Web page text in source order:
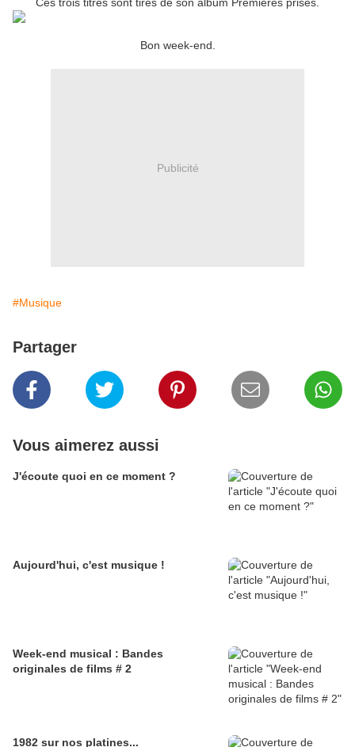
Bon week-end.
Publicité
#Musique
Partager
Vous aimerez aussi
J'écoute quoi en ce moment ?
Aujourd'hui, c'est musique !
Week-end musical : Bandes
originales de films # 2
1982 sur nos platines...